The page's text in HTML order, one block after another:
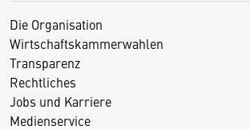
Die Organisation
Wirtschaftskammerwahlen
Transparenz
Rechtliches
Jobs und Karriere
Medienservice